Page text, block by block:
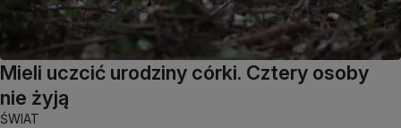
Mieli uczcić urodziny córki. Cztery osoby
nie żyją
ŚWIAT